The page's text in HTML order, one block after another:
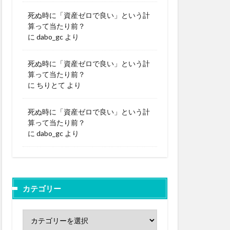
死ぬ時に「資産ゼロで良い」という計
算って当たり前？
に dabo_gc より
死ぬ時に「資産ゼロで良い」という計
算って当たり前？
に ちりとて より
死ぬ時に「資産ゼロで良い」という計
算って当たり前？
に dabo_gc より
カテゴリー